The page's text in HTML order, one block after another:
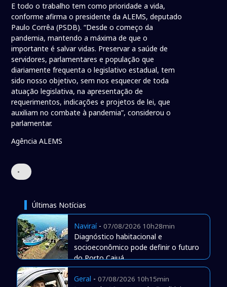
E todo o trabalho tem como prioridade a vida,
conforme afirma o presidente da ALEMS, deputado
Paulo Corrêa (PSDB). “Desde o começo da
pandemia, mantendo a máxima de que o
importante é salvar vidas. Preservar a saúde de
servidores, parlamentares e população que
diariamente frequenta o legislativo estadual, tem
sido nosso objetivo, sem nos esquecer de toda
atuação legislativa, na apresentação de
requerimentos, indicações e projetos de lei, que
auxiliam no combate à pandemia”, considerou o
parlamentar.
Agência ALEMS
•
Últimas Notícias
Naviraí- 07/08/2026 10h28min
Diagnóstico habitacional e
socioeconômico pode definir o futuro
do Porto Caiuá
Geral - 07/08/2026 10h15min